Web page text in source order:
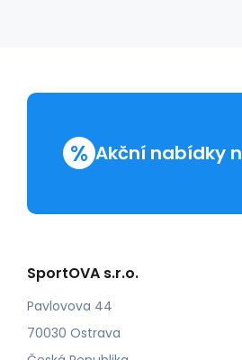
% Akční nabídky
SportOVA s.r.o.
Pavlovova 44
70030 Ostrava